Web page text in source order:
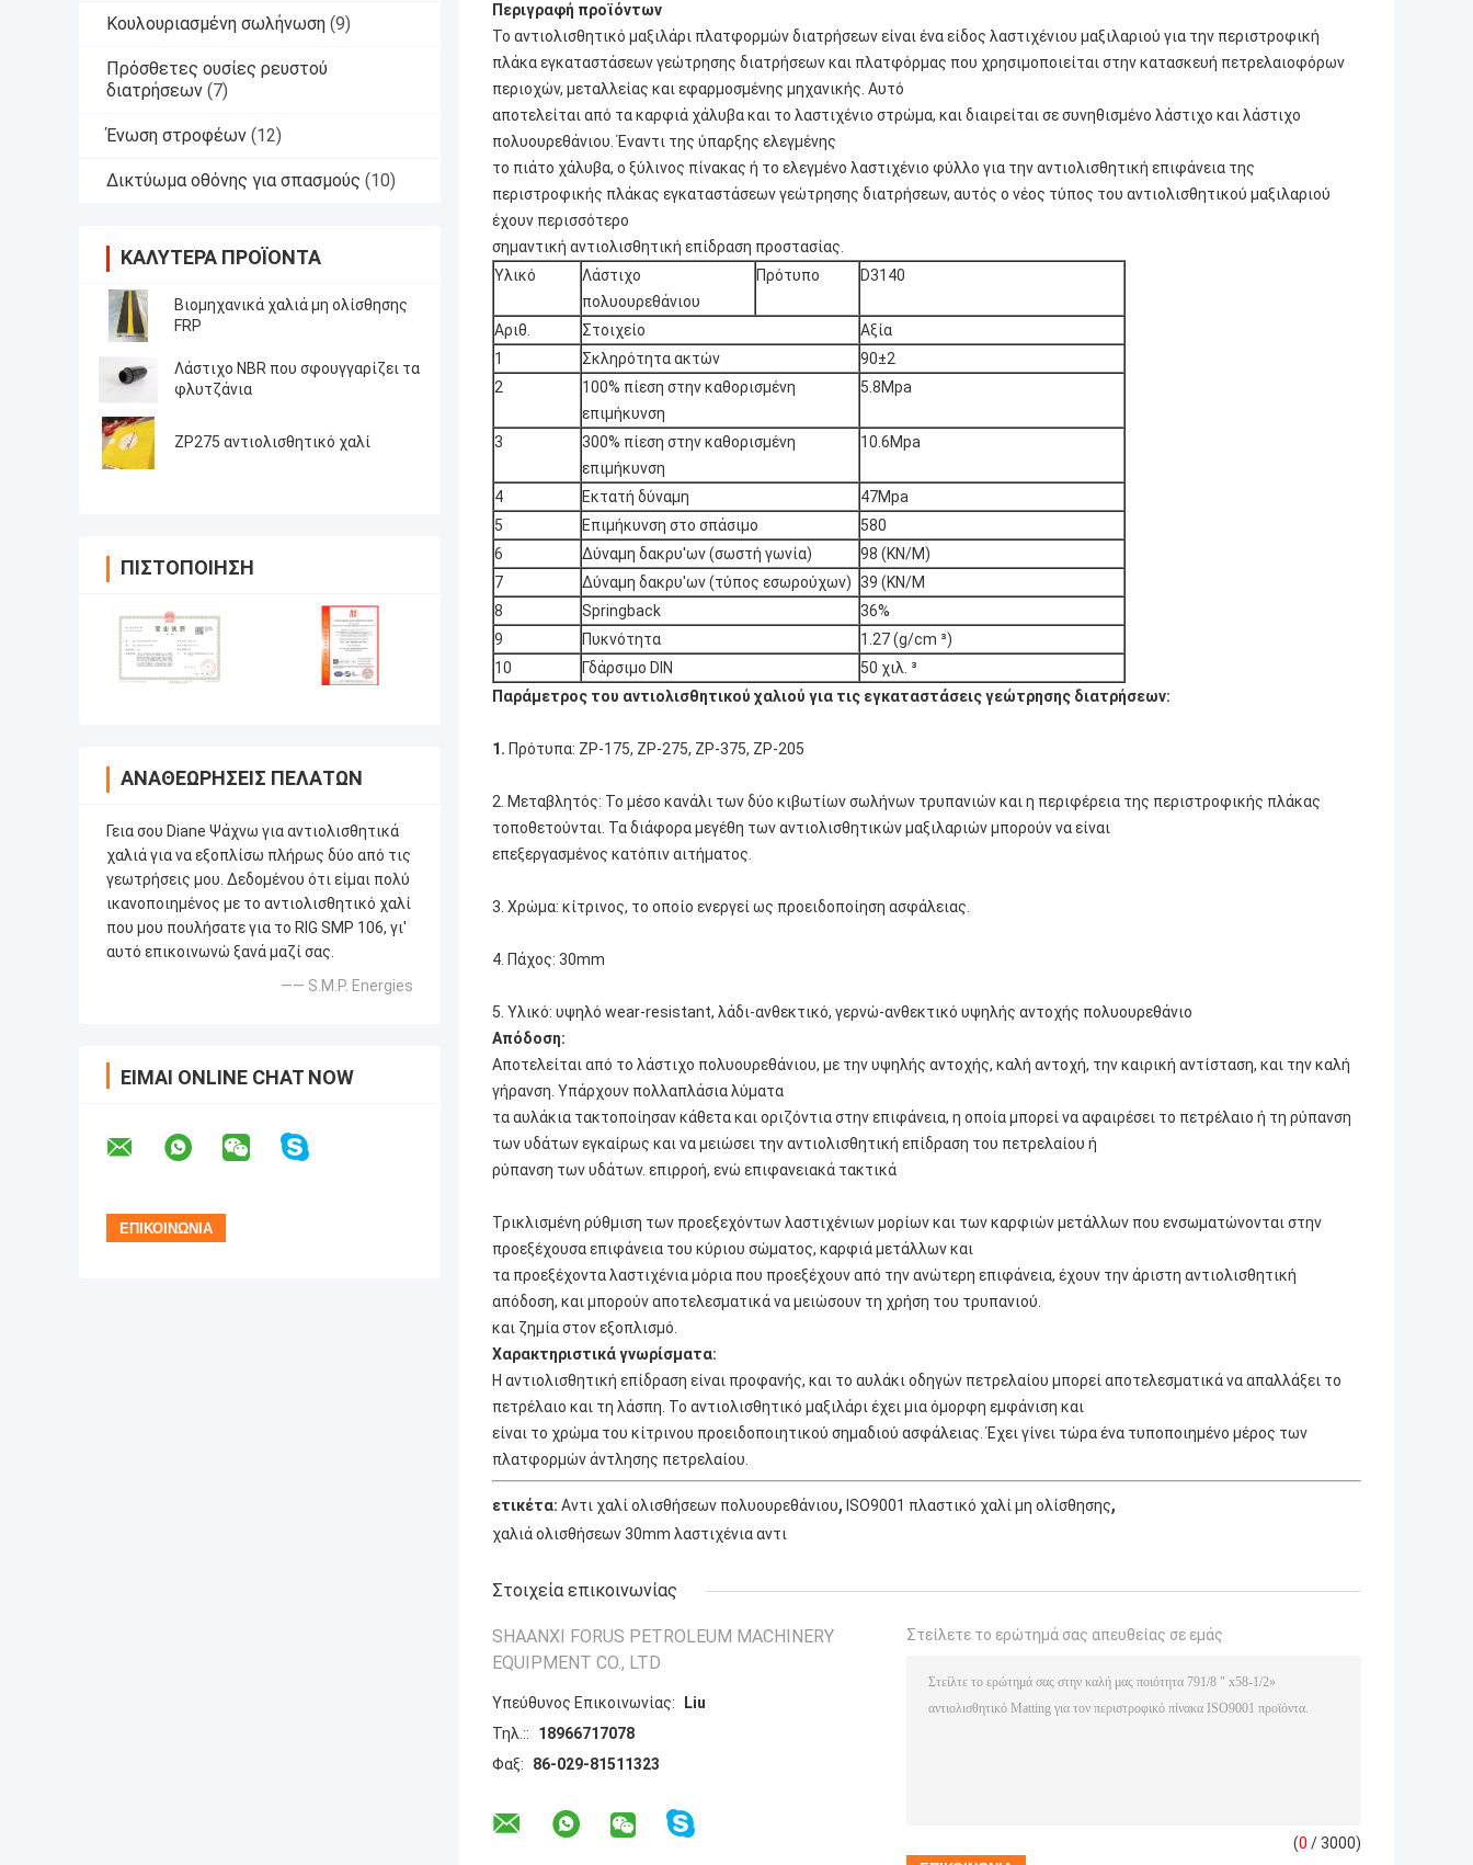
Κουλουριασμένη σωλήνωση (9)
Πρόσθετες ουσίες ρευστού
διατρήσεων (7)
Ένωση στροφέων (12)
Δικτύωμα οθόνης για σπασμούς (10)
ΚΑΛΎΤΕΡΑ ΠΡΟΪΌΝΤΑ
Βιομηχανικά χαλιά μη ολίσθησης
FRP
Λάστιχο NBR που σφουγγαρίζει τα
φλυτζάνια
ZP275 αντιολισθητικό χαλί
ΠΙΣΤΟΠΟΊΗΣΗ
ΑΝΑΘΕΩΡΉΣΕΙΣ ΠΕΛΑΤΏΝ
Γεια σου Diane Ψάχνω για αντιολισθητικά
χαλιά για να εξοπλίσω πλήρως δύο από τις
γεωτρήσεις μου. Δεδομένου ότι είμαι πολύ
ικανοποιημένος με το αντιολισθητικό χαλί
που μου πουλήσατε για το RIG SMP 106, γι'
αυτό επικοινωνώ ξανά μαζί σας.
—— S.M.P. Energies
ΕΊΜΑΙ ONLINE CHAT NOW
Περιγραφή προϊόντων
Το αντιολισθητικό μαξιλάρι πλατφορμών διατρήσεων είναι ένα είδος λαστιχένιου μαξιλαριού για την περιστροφική
πλάκα εγκαταστάσεων γεώτρησης διατρήσεων και πλατφόρμας που χρησιμοποιείται στην κατασκευή πετρελαιοφόρων
περιοχών, μεταλλείας και εφαρμοσμένης μηχανικής. Αυτό
αποτελείται από τα καρφιά χάλυβα και το λαστιχένιο στρώμα, και διαιρείται σε συνηθισμένο λάστιχο και λάστιχο
πολυουρεθάνιου. Έναντι της ύπαρξης ελεγμένης
το πιάτο χάλυβα, ο ξύλινος πίνακας ή το ελεγμένο λαστιχένιο φύλλο για την αντιολισθητική επιφάνεια της
περιστροφικής πλάκας εγκαταστάσεων γεώτρησης διατρήσεων, αυτός ο νέος τύπος του αντιολισθητικού μαξιλαριού
έχουν περισσότερο
σημαντική αντιολισθητική επίδραση προστασίας.
Υλικό
Λάστιχο
πολυουρεθάνιου
Πρότυπο D3140
Αριθ. Στοιχείο
Αξία
1
Σκληρότητα ακτών
90±2
2
100% πίεση στην καθορισμένη
επιμήκυνση
5.8Mpa
3
300% πίεση στην καθορισμένη
επιμήκυνση
10.6Mpa
4 Εκτατή δύναμη
47Mpa
5
Επιμήκυνση στο σπάσιμο
580
6
Δύναμη δακρυ'ων (σωστή γωνία)
98 (KN/M)
7
Δύναμη δακρυ'ων (τύπος εσωρούχων) 39 (KN/M
8
Springback
36%
9
Πυκνότητα
1.27 (g/cm ³)
10
Γδάρσιμο DIN
50 χιλ. ³
Παράμετρος του αντιολισθητικού χαλιού για τις εγκαταστάσεις γεώτρησης διατρήσεων:
1. Πρότυπα: ZP-175, ZP-275, ZP-375, ZP-205
2. Μεταβλητός: Το μέσο κανάλι των δύο κιβωτίων σωλήνων τρυπανιών και η περιφέρεια της περιστροφικής πλάκας
τοποθετούνται. Τα διάφορα μεγέθη των αντιολισθητικών μαξιλαριών μπορούν να είναι
επεξεργασμένος κατόπιν αιτήματος.
3. Χρώμα: κίτρινος, το οποίο ενεργεί ως προειδοποίηση ασφάλειας.
4. Πάχος: 30mm
5. Υλικό: υψηλό wear-resistant, λάδι-ανθεκτικό, γερνώ-ανθεκτικό υψηλής αντοχής πολυουρεθάνιο
Απόδοση:
Αποτελείται από το λάστιχο πολυουρεθάνιου, με την υψηλής αντοχής, καλή αντοχή, την καιρική αντίσταση, και την καλή
γήρανση. Υπάρχουν πολλαπλάσια λύματα
τα αυλάκια τακτοποίησαν κάθετα και οριζόντια στην επιφάνεια, η οποία μπορεί να αφαιρέσει το πετρέλαιο ή τη ρύπανση
των υδάτων εγκαίρως και να μειώσει την αντιολισθητική επίδραση του πετρελαίου ή
ρύπανση των υδάτων. επιρροή, ενώ επιφανειακά τακτικά
Τρικλισμένη ρύθμιση των προεξεχόντων λαστιχένιων μορίων και των καρφιών μετάλλων που ενσωματώνονται στην
προεξέχουσα επιφάνεια του κύριου σώματος, καρφιά μετάλλων και
τα προεξέχοντα λαστιχένια μόρια που προεξέχουν από την ανώτερη επιφάνεια, έχουν την άριστη αντιολισθητική
απόδοση, και μπορούν αποτελεσματικά να μειώσουν τη χρήση του τρυπανιού.
και ζημία στον εξοπλισμό.
Χαρακτηριστικά γνωρίσματα:
Η αντιολισθητική επίδραση είναι προφανής, και το αυλάκι οδηγών πετρελαίου μπορεί αποτελεσματικά να απαλλάξει το
πετρέλαιο και τη λάσπη. Το αντιολισθητικό μαξιλάρι έχει μια όμορφη εμφάνιση και
είναι το χρώμα του κίτρινου προειδοποιητικού σημαδιού ασφάλειας. Έχει γίνει τώρα ένα τυποποιημένο μέρος των
πλατφορμών άντλησης πετρελαίου.
ετικέτα: Αντι χαλί ολισθήσεων πολυουρεθάνιου, ISO9001 πλαστικό χαλί μη ολίσθησης,
χαλιά ολισθήσεων 30mm λαστιχένια αντι
Στοιχεία επικοινωνίας
SHAANXI FORUS PETROLEUM MACHINERY
EQUIPMENT CO., LTD
Υπεύθυνος Επικοινωνίας:
Liu
Τηλ.::
18966717078
Φαξ:
86-029-81511323
Στείλετε το ερώτημά σας απευθείας σε εμάς
(0 / 3000)